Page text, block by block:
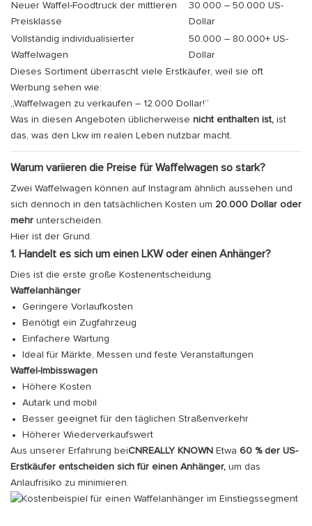
Neuer Waffel-Foodtruck der mittleren
Preisklasse
30.000 – 50.000 US-
Dollar
Vollständig individualisierter
Waffelwagen
50.000 – 80.000+ US-
Dollar
Dieses Sortiment überrascht viele Erstkäufer, weil sie oft
Werbung sehen wie:
„Waffelwagen zu verkaufen – 12.000 Dollar!“
Was in diesen Angeboten üblicherweise nicht enthalten ist, ist
das, was den Lkw im realen Leben nutzbar macht.
Warum variieren die Preise für Waffelwagen so stark?
Zwei Waffelwagen können auf Instagram ähnlich aussehen und
sich dennoch in den tatsächlichen Kosten um 20.000 Dollar oder
mehr unterscheiden.
Hier ist der Grund.
1. Handelt es sich um einen LKW oder einen Anhänger?
Dies ist die erste große Kostenentscheidung.
Waffelanhänger
Geringere Vorlaufkosten
Benötigt ein Zugfahrzeug
Einfachere Wartung
Ideal für Märkte, Messen und feste Veranstaltungen
Waffel-Imbisswagen
Höhere Kosten
Autark und mobil
Besser geeignet für den täglichen Straßenverkehr
Höherer Wiederverkaufswert
Aus unserer Erfahrung beiCNREALLY KNOWN Etwa 60 % der US-
Erstkäufer entscheiden sich für einen Anhänger, um das
Anlaufrisiko zu minimieren.